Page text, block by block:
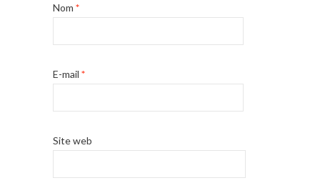
Nom *
E-mail *
Site web